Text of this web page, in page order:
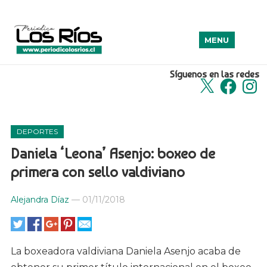
Síguenos en las redes
X Facebook
MENU
DEPORTES
Daniela ‘Leona’ Asenjo: boxeo de
primera con sello valdiviano
Alejandra Díaz — 01/11/2018
La boxeadora valdiviana Daniela Asenjo acaba de